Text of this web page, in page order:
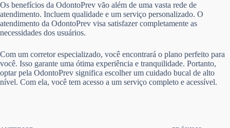
Os benefícios da OdontoPrev vão além de uma vasta rede de
atendimento. Incluem qualidade e um serviço personalizado. O
atendimento da OdontoPrev visa satisfazer completamente as
necessidades dos usuários.
Com um corretor especializado, você encontrará o plano perfeito para
você. Isso garante uma ótima experiência e tranquilidade. Portanto,
optar pela OdontoPrev significa escolher um cuidado bucal de alto
nível. Com ela, você tem acesso a um serviço completo e acessível.